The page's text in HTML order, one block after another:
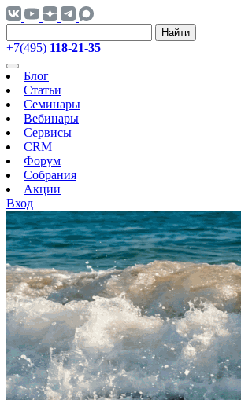
Найти
+7(495) 118-21-35
Блог
Статьи
Семинары
Вебинары
Сервисы
CRM
Форум
Собрания
Акции
Вход